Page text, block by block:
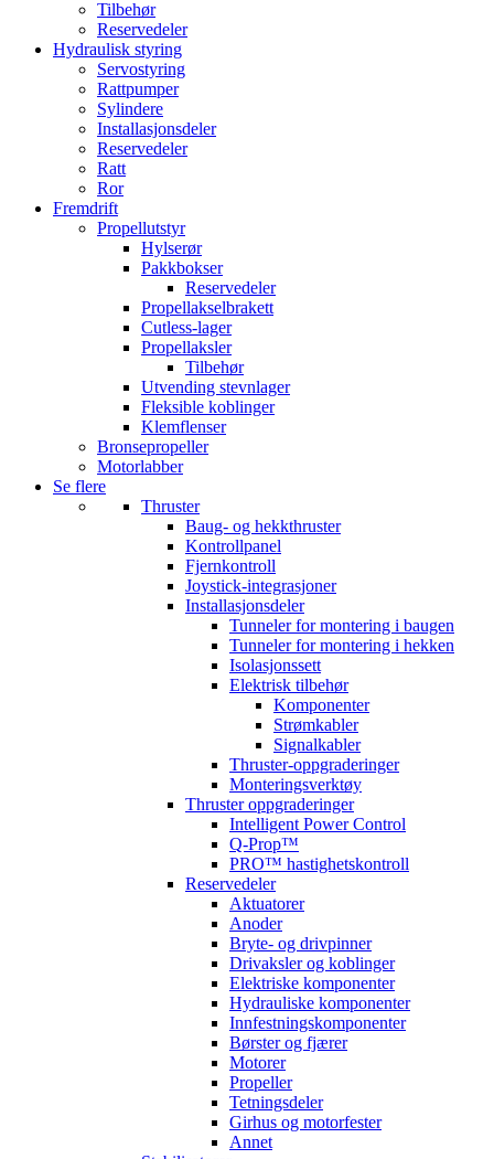
Tilbehør
Reservedeler
Hydraulisk styring
Servostyring
Rattpumper
Sylindere
Installasjonsdeler
Reservedeler
Ratt
Ror
Fremdrift
Propellutstyr
Hylserør
Pakkbokser
Reservedeler
Propellakselbrakett
Cutless-lager
Propellaksler
Tilbehør
Utvending stevnlager
Fleksible koblinger
Klemflenser
Bronsepropeller
Motorlabber
Se flere
Thruster
Baug- og hekkthruster
Kontrollpanel
Fjernkontroll
Joystick-integrasjoner
Installasjonsdeler
Tunneler for montering i baugen
Tunneler for montering i hekken
Isolasjonssett
Elektrisk tilbehør
Komponenter
Strømkabler
Signalkabler
Thruster-oppgraderinger
Monteringsverktøy
Thruster oppgraderinger
Intelligent Power Control
Q-Prop™
PRO™ hastighetskontroll
Reservedeler
Aktuatorer
Anoder
Bryte- og drivpinner
Drivaksler og koblinger
Elektriske komponenter
Hydrauliske komponenter
Innfestningskomponenter
Børster og fjærer
Motorer
Propeller
Tetningsdeler
Girhus og motorfester
Annet